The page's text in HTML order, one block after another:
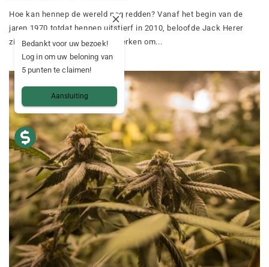
Hoe kan hennep de wereld nog redden? Vanaf het begin van de
jaren 1970 totdat hennep uitstierf in 2010, beloofde Jack Herer
zichzelf dat hij elke dag zou werken om...
Bedankt voor uw bezoek!
Log in om uw beloning van
5 punten te claimen!
Aansluiting